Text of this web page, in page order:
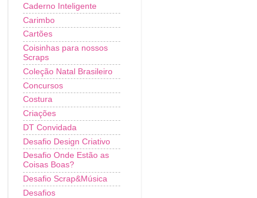
Caderno Inteligente
Carimbo
Cartões
Coisinhas para nossos
Scraps
Coleção Natal Brasileiro
Concursos
Costura
Criações
DT Convidada
Desafio Design Criativo
Desafio Onde Estão as
Coisas Boas?
Desafio Scrap&Música
Desafios